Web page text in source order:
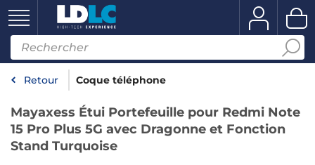
Retour Coque téléphone
Mayaxess Étui Portefeuille pour Redmi Note
15 Pro Plus 5G avec Dragonne et Fonction
Stand Turquoise